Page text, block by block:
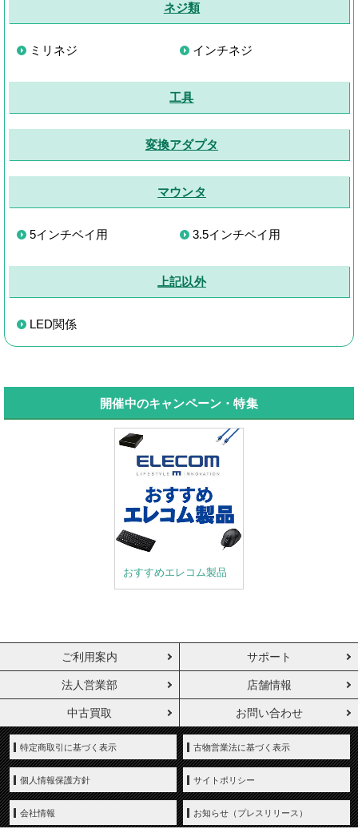
ネジ類
ミリネジ インチネジ
工具
変換アダプタ
マウンタ
5インチベイ用 3.5インチベイ用
上記以外
LED関係
開催中のキャンペーン・特集
おすすめエレコム製品
ご利用案内 サポート
法人営業部 店舗情報
中古買取 お問い合わせ
特定商取引に基づく表示 古物営業法に基づく表示
個人情報保護方針 サイトポリシー
会社情報 お知らせ（プレスリリース）